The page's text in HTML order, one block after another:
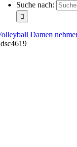
Suche nach:
Damen